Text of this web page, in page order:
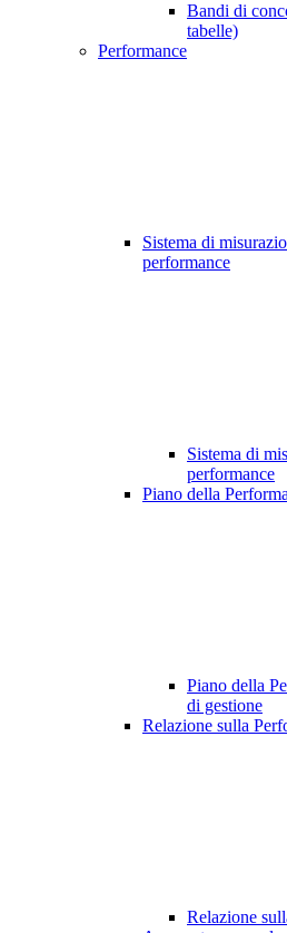
Bandi di
tabelle)
Performance
Sistema di
performance
Sistema di
performance
Piano della
Piano della
di gestione
Relazione sulla
Relazione